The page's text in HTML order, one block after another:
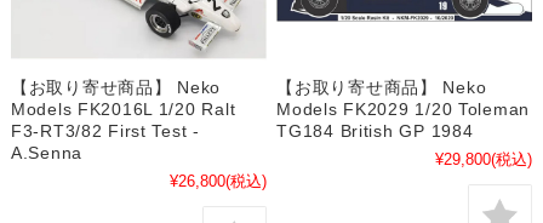
【お取り寄せ商品】 Neko
Models FK2016L 1/20 Ralt
F3-RT3/82 First Test -
A.Senna
¥26,800(税込)
【お取り寄せ商品】 Neko
Models FK2029 1/20 Toleman
TG184 British GP 1984
¥29,800(税込)